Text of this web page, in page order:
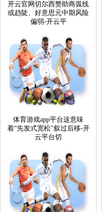
开云官网切尔西赞助商弧线
或趋陡、好意思元中期风险
偏弱-开云平
体育游戏app平台这意味
着“先发式宽松”叙过后移-开
云平台切